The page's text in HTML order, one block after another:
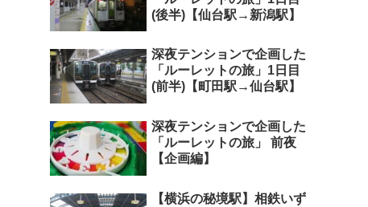
(後半)【仙台駅→新潟駅】
深夜テンションで企画した
「ルーレットの旅」1日目
(前半)【町田駅→仙台駅】
深夜テンションで企画した
「ルーレットの旅」 前夜
【企画編】
【横浜の秘境駅】相鉄いず